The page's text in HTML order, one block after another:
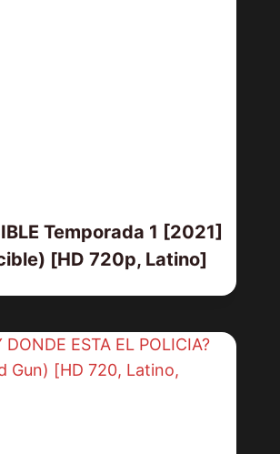
Temporada 1 [2021]
[HD 720p, Latino]